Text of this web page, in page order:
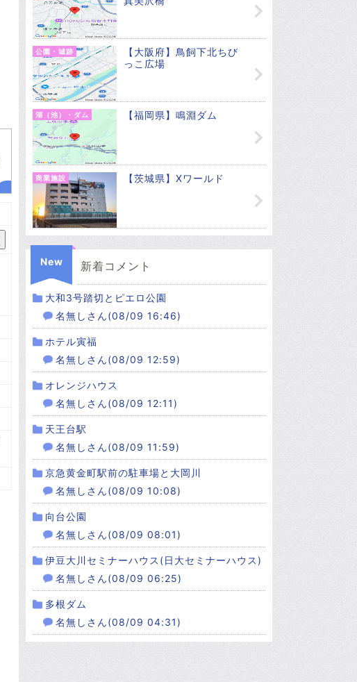
公園・城跡
【大阪府】鳥飼下北ちび
っこ広場
湖（池）・ダム 【福岡県】鳴淵ダム
商業施設 【茨城県】Xワールド
New 新着コメント
大和3号踏切とピエロ公園
名無しさん(08/09 16:46)
ホテル寅福
名無しさん(08/09 12:59)
オレンジハウス
名無しさん(08/09 12:11)
天王台駅
名無しさん(08/09 11:59)
京急黄金町駅前の駐車場と大岡川
名無しさん(08/09 10:08)
向台公園
名無しさん(08/09 08:01)
伊豆大川セミナーハウス(日大セミナーハウス)
名無しさん(08/09 06:25)
多根ダム
名無しさん(08/09 04:31)